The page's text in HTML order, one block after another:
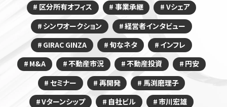
区分所有オフィス
事業承継
Vシェア
シンワオークション
経営者インタビュー
GIRAC GINZA
旬なネタ
インフレ
M&A
不動産市況 不動産投資
円安
セミナー
再開発
馬渕磨理子
Vターンシップ
自社ビル
市川宏雄